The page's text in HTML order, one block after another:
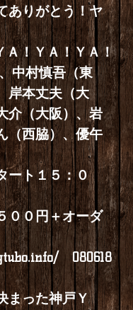
りがとう！ヤ
！ＹＡ！
中村慎吾（東
岸本丈夫（大
介（大阪）、岩
（西脇）、優午
ート１５：０
０円＋オーダ
080618
まった神戸Ｙ